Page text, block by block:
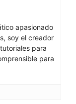
apasionado
soy el creador
para
para